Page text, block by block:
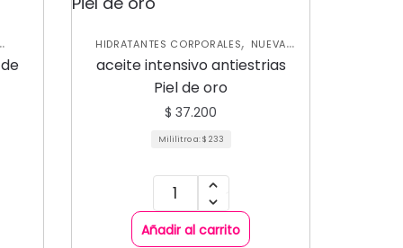
HIDRATANTES CORPORALES, NUEVA
COLECCIÓN,SKIN CARE CORPORAL
aceite intensivo antiestrias
Piel de oro
$ 37.200
Mililitro a:$ 233
Añadir al carrito